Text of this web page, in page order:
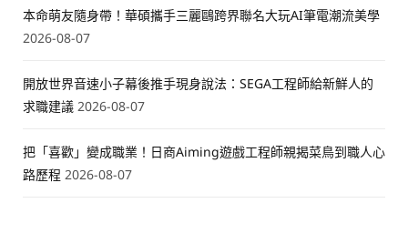
本命萌友隨身帶！華碩攜手三麗鷗跨界聯名大玩AI筆電潮流美學
2026-08-07
開放世界音速小子幕後推手現身說法：SEGA工程師給新鮮人的
求職建議 2026-08-07
把「喜歡」變成職業！日商Aiming遊戲工程師親揭菜鳥到職人心
路歷程 2026-08-07